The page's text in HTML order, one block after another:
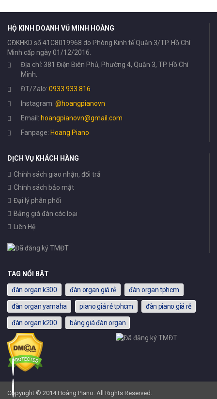
HỘ KINH DOANH VŨ MINH HOÀNG
GĐKHKD số 41C8019968 do Phòng Kinh tế Quận 3/TP. Hồ Chí
Minh cấp ngày 01/12/2016.
Địa chỉ: 381 Điện Biên Phủ, Phường 4, Quận 3, TP. Hồ Chí
Minh.
ĐT/Zalo: 0933.933.816
Instagram: @hoangpianovn
Email: hoangpianovn@gmail.com
Fanpage: Hoang Piano
DỊCH VỤ KHÁCH HÀNG
Chính sách giao nhận, đổi trả
Chính sách bảo mật
Đại lý phân phối
Bảng giá đàn các loại
Liên Hệ
TAG NỔI BẬT
đàn organ k300 đàn organ giá rẻ đàn organ tphcm
đàn organ yamaha piano giá rẻ tphcm đàn piano giá rẻ
đàn organ k200 bảng giá đàn organ
Copyright © 2014 Hoàng Piano. All Rights Reserved.